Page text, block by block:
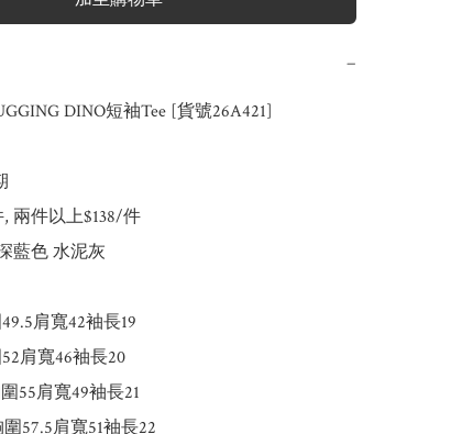
−
DINO短袖Tee [貨號26A421]
兩件以上$138/件
藍色 水泥灰
肩寬42袖長19
肩寬46袖長20
55肩寬49袖長21
57.5肩寬51袖長22